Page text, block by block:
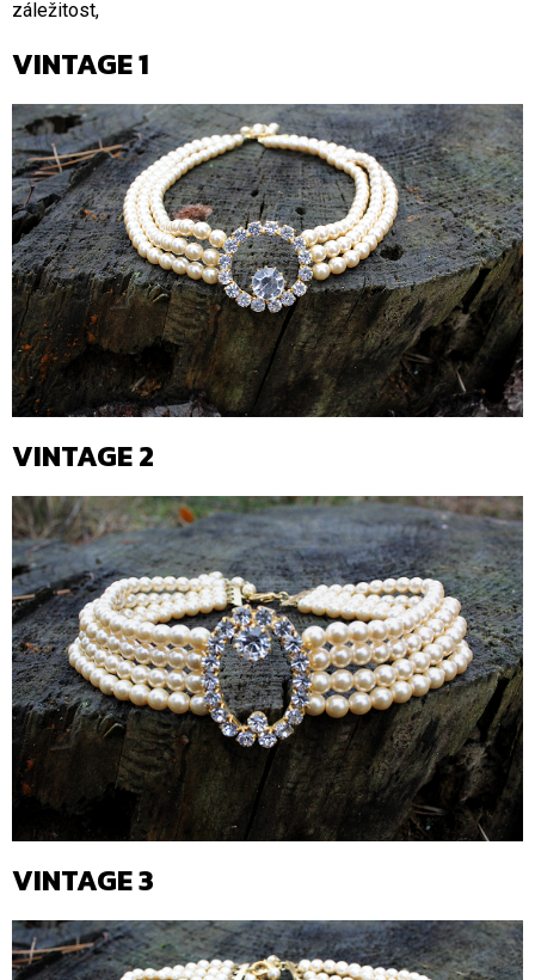
záležitost,
VINTAGE 1
VINTAGE 2
VINTAGE 3